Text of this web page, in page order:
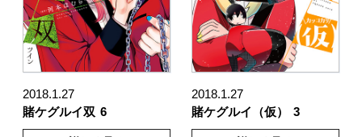
2018.1.27
賭ケグルイ双 6
2018.1.27
賭ケグルイ（仮）
3